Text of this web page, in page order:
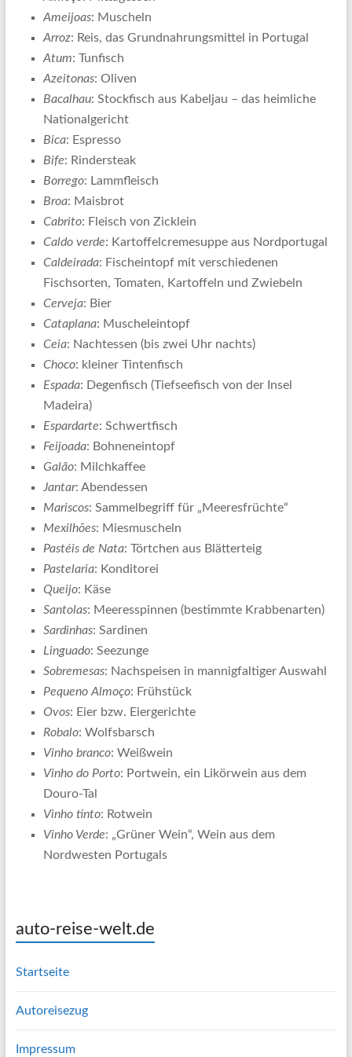
Ameijoas: Muscheln
Arroz: Reis, das Grundnahrungsmittel in Portugal
Atum: Tunfisch
Azeitonas: Oliven
Bacalhau: Stockfisch aus Kabeljau – das heimliche
Nationalgericht
Bica: Espresso
Bife: Rindersteak
Borrego: Lammfleisch
Broa: Maisbrot
Cabrito: Fleisch von Zicklein
Caldo verde: Kartoffelcremesuppe aus Nordportugal
Caldeirada: Fischeintopf mit verschiedenen
Fischsorten, Tomaten, Kartoffeln und Zwiebeln
Cerveja: Bier
Cataplana: Muscheleintopf
Ceia: Nachtessen (bis zwei Uhr nachts)
Choco: kleiner Tintenfisch
Espada: Degenfisch (Tiefseefisch von der Insel
Madeira)
Espardarte: Schwertfisch
Feijoada: Bohneneintopf
Galão: Milchkaffee
Jantar: Abendessen
Mariscos: Sammelbegriff für „Meeresfrüchte“
Mexilhões: Miesmuscheln
Pastéis de Nata: Törtchen aus Blätterteig
Pastelaria: Konditorei
Queijo: Käse
Santolas: Meeresspinnen (bestimmte Krabbenarten)
Sardinhas: Sardinen
Linguado: Seezunge
Sobremesas: Nachspeisen in mannigfaltiger Auswahl
Pequeno Almoço: Frühstück
Ovos: Eier bzw. Eiergerichte
Robalo: Wolfsbarsch
Vinho branco: Weißwein
Vinho do Porto: Portwein, ein Likörwein aus dem
Douro-Tal
Vinho tinto: Rotwein
Vinho Verde: „Grüner Wein“, Wein aus dem
Nordwesten Portugals
auto-reise-welt.de
Startseite
Autoreisezug
Impressum